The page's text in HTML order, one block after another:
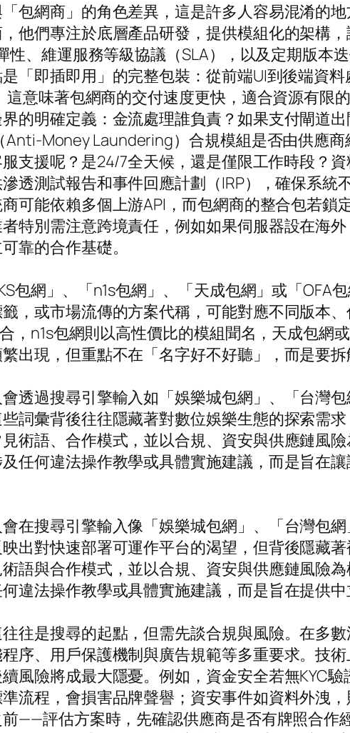
包網商」的角色差異，這是許多人容易混淆的
他們專注於底層產品研發，提供模組化的架構
性、維運服務等級協議（SLA），以及定期版本
「即插即用」的完整包裝：從前端UI到後端資
意味著包網商的交付速度更快，適合資源有限
的明確定義：金流處理誰負責？如果支付閘道
Anti-Money Laundering）合規模組是否由供應
支援呢？是24/7全天候，還是僅限工作時段？
透測試報告和事件回應計劃（IRP），確保系統
可能依賴多個上游API，而包網商的整合包若鎖
特別需注意跨境責任，例如如果伺服器設在海
靠的合作基礎。
包網」、「n1s包網」、「天成包網」或「OFA
，或市場流傳的方案代稱，可能對應不同版本
，n1s包網則以高性價比的模組聞名，天成包網
出現，但重點不在「名字好不好聽」，而是要拆
透過搜尋引擎輸入如「娛樂城包網」、「台灣
詞彙背後往往隱藏著對數位娛樂生態的探索需
術語、合作模式，並以合規、資安與供應鏈風
任何違法操作教學或具體實施建議，而是旨在
在搜尋引擎輸入像「娛樂城包網」、「台灣包
出對快速部署可運作平台的渴望，但背後隱藏
語與合作模式，並以合規、資安與供應鏈風險
違法操作教學或具體實施建議，而是旨在提供中
往是搜尋的起點，但需先談合規與風險。在多
序、用戶保護機制與廣告規範等多重要求。技
風險將成最大隱憂。例如，資金安全若無KYC
流程，會損害品牌聲譽；資安事件如資料外洩
——評估方案時，先確認供應商是否有牌照合作